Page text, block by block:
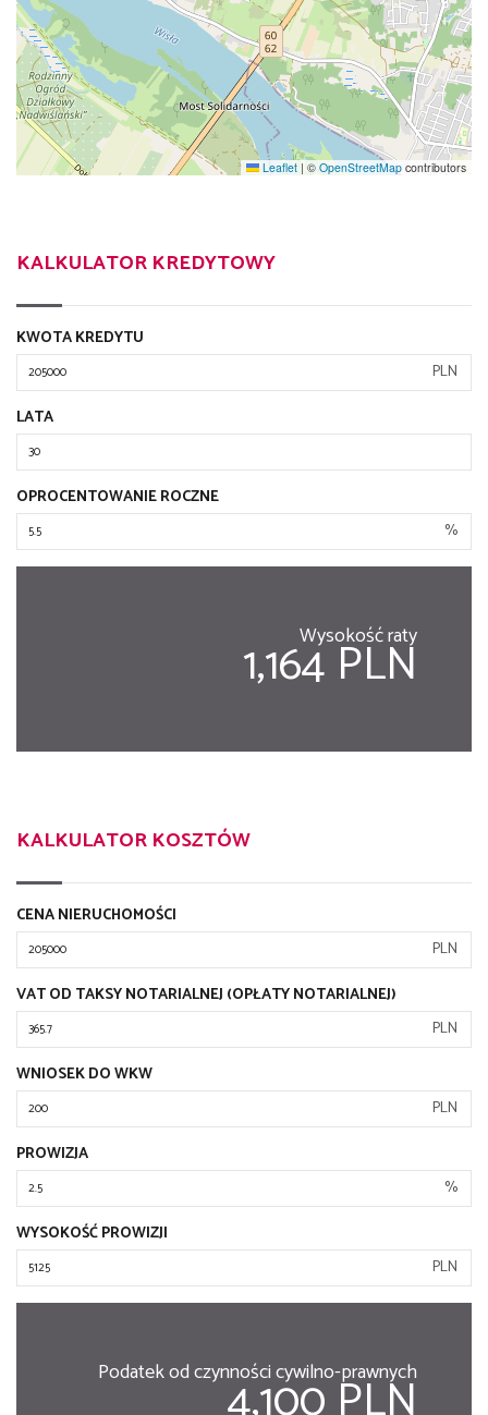
Leaflet | © OpenStreetMap contributors
KALKULATOR KREDYTOWY
KWOTA KREDYTU
PLN
LATA
OPROCENTOWANIE ROCZNE
%
Wysokość raty
1,164 PLN
KALKULATOR KOSZTÓW
CENA NIERUCHOMOŚCI
PLN
VAT OD TAKSY NOTARIALNEJ (OPŁATY NOTARIALNEJ)
PLN
WNIOSEK DO WKW
PLN
PROWIZJA
%
WYSOKOŚĆ PROWIZJI
PLN
Podatek od czynności cywilno-prawnych